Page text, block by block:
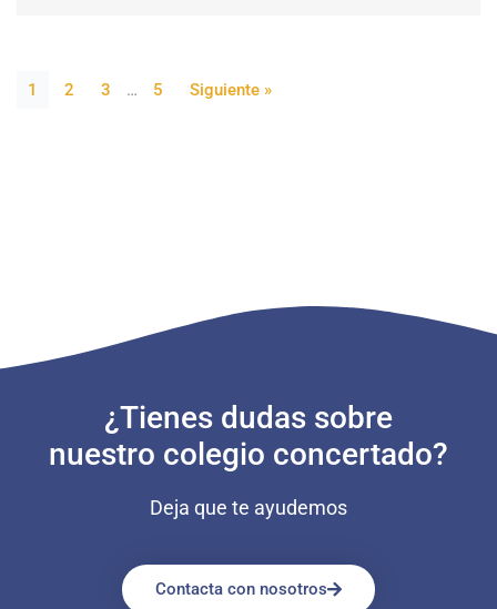
1 2 3 … 5 Siguiente »
¿Tienes dudas sobre
nuestro colegio concertado?
Deja que te ayudemos
Contacta con nosotros